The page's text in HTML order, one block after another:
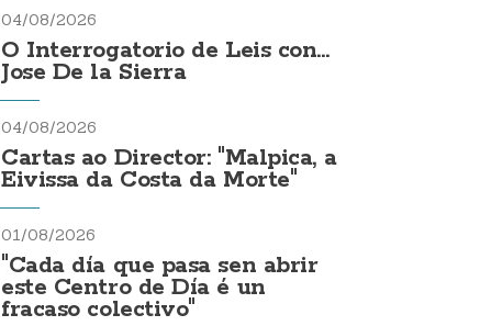
04/08/2026
O Interrogatorio de Leis con...
Jose De la Sierra
04/08/2026
Cartas ao Director: "Malpica, a
Eivissa da Costa da Morte"
01/08/2026
"Cada día que pasa sen abrir
este Centro de Día é un
fracaso colectivo"